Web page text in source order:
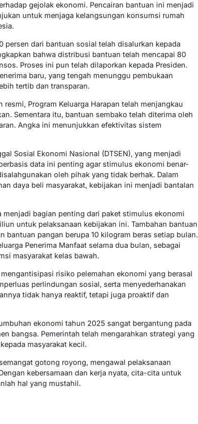
gejolak ekonomi. Pencairan bantuan ini menjadi
untuk menjaga kelangsungan konsumsi rumah
persen dari bantuan sosial telah disalurkan kepada
bahwa distribusi bantuan telah mencapai 80
Proses ini pun telah dilaporkan kepada Presiden.
baru, yang tengah menunggu pembukaan
tertib dan transparan.
Program Keluarga Harapan telah menjangkau
Sementara itu, bantuan sembako telah diterima oleh
Angka ini menunjukkan efektivitas sistem
Sosial Ekonomi Nasional (DTSEN), yang menjadi
data ini penting agar stimulus ekonomi benar-
oleh pihak yang tidak berhak. Dalam
daya beli masyarakat, kebijakan ini menjadi bantalan
bagian penting dari paket stimulus ekonomi
untuk pelaksanaan kebijakan ini. Tambahan bantuan
bantuan pangan berupa 10 kilogram beras setiap bulan.
Penerima Manfaat selama dua bulan, sebagai
masyarakat kelas bawah.
risiko pelemahan ekonomi yang berasal
perlindungan sosial, serta menyederhanakan
tidak hanya reaktif, tetapi juga proaktif dan
ekonomi tahun 2025 sangat bergantung pada
bangsa. Pemerintah telah mengarahkan strategi yang
masyarakat kecil.
gotong royong, mengawal pelaksanaan
kebersamaan dan kerja nyata, cita-cita untuk
hal yang mustahil.